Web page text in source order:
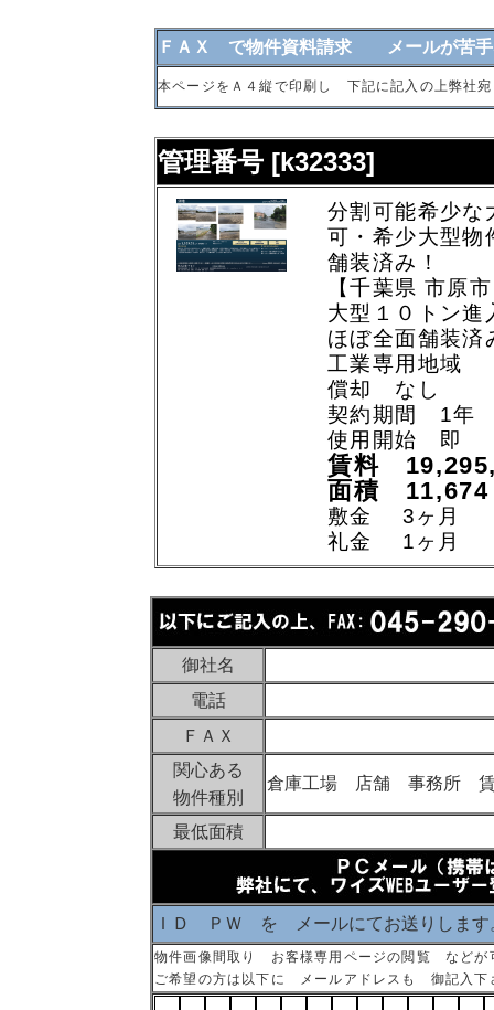
ＦＡＸ で物件資料請求 メールが苦手
本ページをＡ４縦で印刷し 下記に記入の上弊
管理番号 [k32333]
分割可能希少な
可・希少大型物
舗装済み！
【千葉県 市原
大型１０トン進
ほぼ全面舗装済
工業専用地域
償却 なし
契約期間 1年
使用開始 即
賃料
面積
敷金 3ヶ月
礼金 1ヶ月
御社名
電話
ＦＡＸ
関心ある
物件種別
倉庫工場 店舗 事務所
最低面積
ＩＤ ＰＷ を メールにてお送りします
物件画像間取り お客様専用ページの閲覧 などが
ご希望の方は以下に メールアドレスも 御記入下